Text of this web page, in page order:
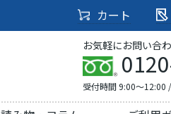
カート
お気軽にお問い合
受付時間 9:00～12:00